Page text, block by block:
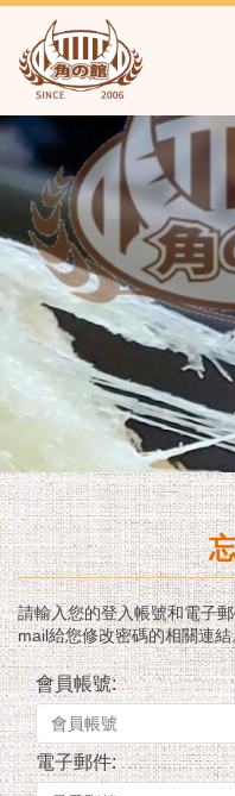
請輸入您的登入帳號和電子
mail給您修改密碼的相關連結
會員帳號:
電子郵件: